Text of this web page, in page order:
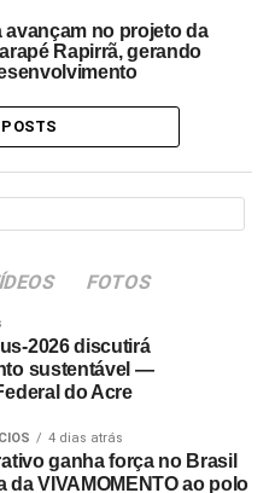
avançam no projeto da
Rapirrã, gerando
FOTOS
2026 discutirá
sustentável —
do Acre
4 dias atrás
ganha força no Brasil
da VIVAMOMENTO ao polo